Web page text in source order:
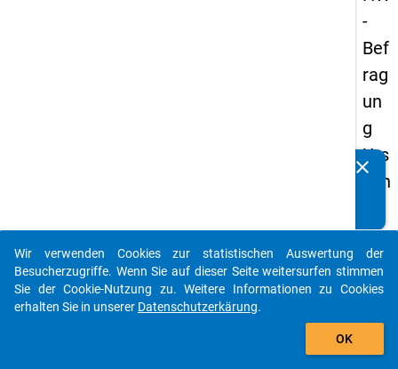
-
Bef
rag
un
g
Urs
ach
der
Stu
die
clear
auto_stories
add_shopping_cart
Wir verwenden Cookies zur statistischen Auswertung der
Besucherzugriffe. Wenn Sie auf dieser Seite weitersurfen stimmen
Sie der Cookie-Nutzung zu. Weitere Informationen zu Cookies
erhalten Sie in unserer Datenschutzerkärung.
OK